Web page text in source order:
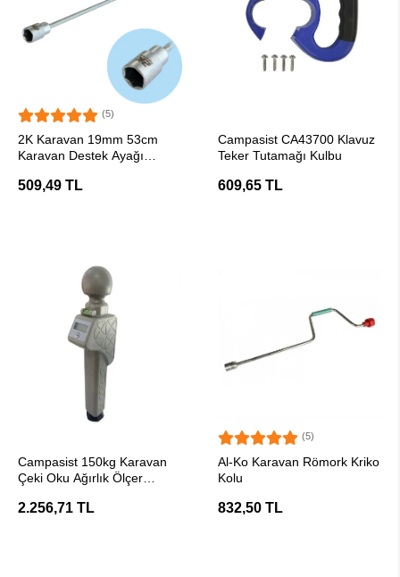
(5)
2K Karavan 19mm 53cm
Karavan Destek Ayağı
509,49 TL
Campasist CA43700 Klavuz
Teker Tutamağı Kulbu
609,65 TL
Campasist 150kg Karavan
Çeki Oku Ağırlık Ölçer
2.256,71 TL
(5)
Al-Ko Karavan Römork Kriko
Kolu
832,50 TL